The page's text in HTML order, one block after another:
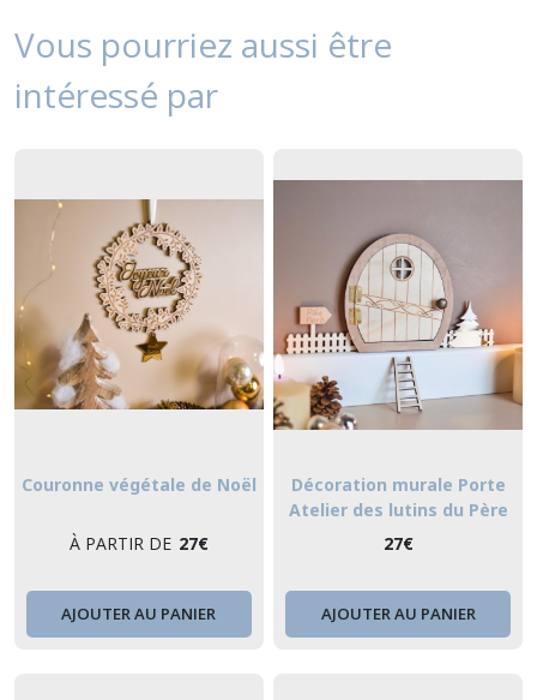
Vous pourriez aussi être
intéressé par
Couronne végétale de Noël
À PARTIR DE 27€
AJOUTER AU PANIER
Décoration murale Porte
Atelier des lutins du Père
Noël
27€
AJOUTER AU PANIER